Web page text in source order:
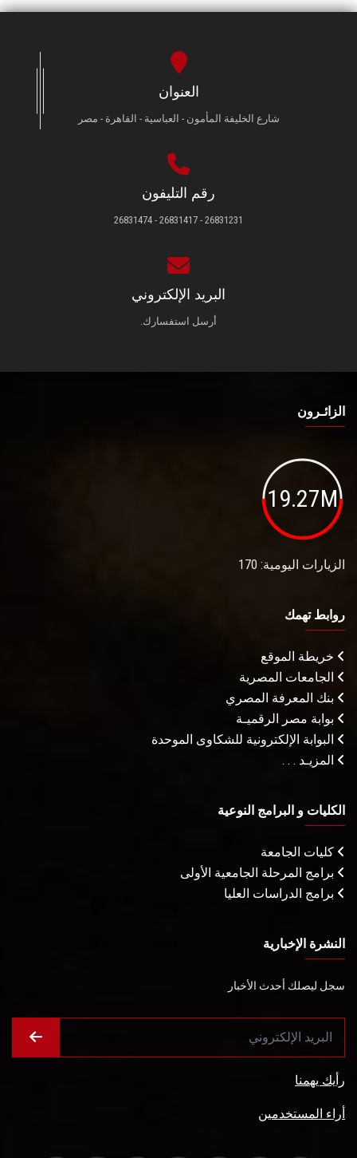
العنوان
شارع الخليفة المأمون - العباسية - القاهرة - مصر
رقم التليفون
26831231 - 26831417 - 26831474
البريد الإلكتروني
أرسل استفسارك.
الزائـرون
19.27M
الزيارات اليومية: 170
روابط تهمك
خريطة الموقع
الجامعات المصرية
بنك المعرفة المصري
بوابة مصر الرقميـة
البوابة الإلكترونية للشكاوى الموحدة
المزيـد . . .
الكليات و البرامج النوعية
كليات الجامعة
برامج المرحلة الجامعية الأولى
برامج الدراسات العليا
النشرة الإخبارية
سجل ليصلك أحدث الأخبار
رأيك يهمنا
أراء المستخدمين